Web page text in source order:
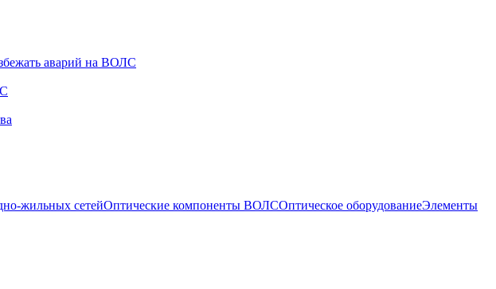
аварий на ВОЛС
жильных сетейОптические компоненты ВОЛСОптическое оборудованиеЭлементы